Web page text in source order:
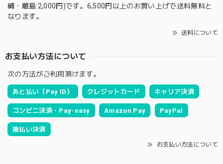
縄・離島:2,000円)です。6,500円以上のお買い上げで送料無料と
なります。
送料について
お支払い方法について
次の方法がご利用頂けます。
あと払い（Pay ID） クレジットカード キャリア決済
コンビニ決済・Pay-easy Amazon Pay PayPal
後払い決済
お支払い方法について